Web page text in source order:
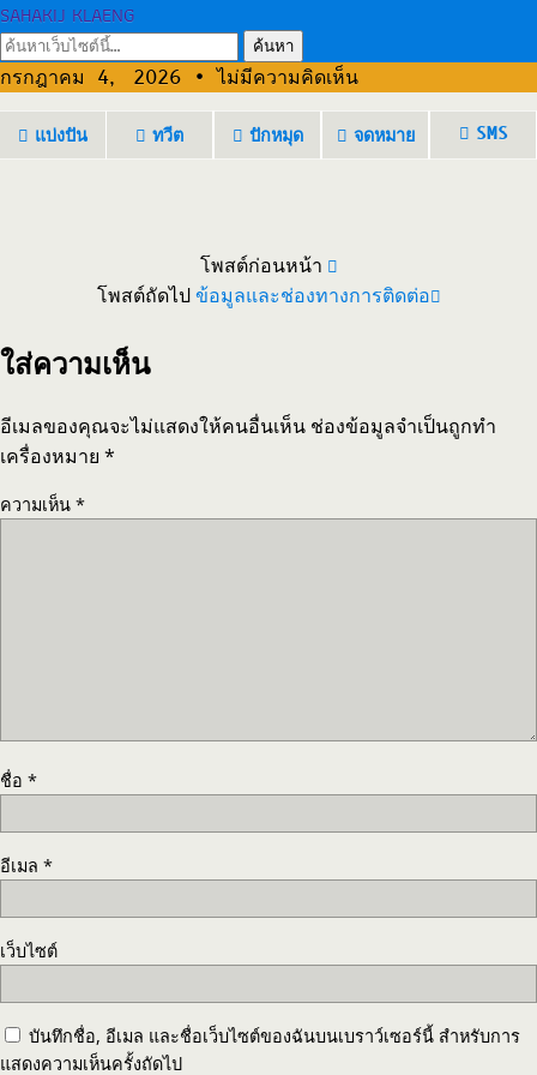
SAHAKIJ KLAENG
กรกฎาคม 4, 2026 • ไม่มีความคิดเห็น
แบ่งปัน ทวีต ปักหมุด จดหมาย SMS
โพสต์ก่อนหน้า
โพสต์ถัดไปข้อมูลและช่องทางการติดต่อ
ใส่ความเห็น
อีเมลของคุณจะไม่แสดงให้คนอื่นเห็น ช่องข้อมูลจำเป็นถูกทำ
เครื่องหมาย *
ความเห็น *
ชื่อ *
อีเมล *
เว็บไซต์
บันทึกชื่อ, อีเมล และชื่อเว็บไซต์ของฉันบนเบราว์เซอร์นี้ สำหรับการ
แสดงความเห็นครั้งถัดไป